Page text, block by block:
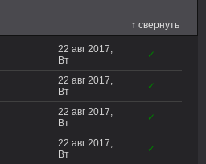
↑ свернуть
22 авг 2017,
Вт
✓
22 авг 2017,
Вт
✓
22 авг 2017,
Вт
✓
22 авг 2017,
Вт
✓